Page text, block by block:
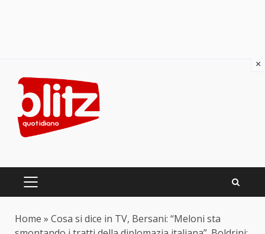
content
PRIMARY
Home » Cosa si dice in TV, Bersani: “Meloni sta
×